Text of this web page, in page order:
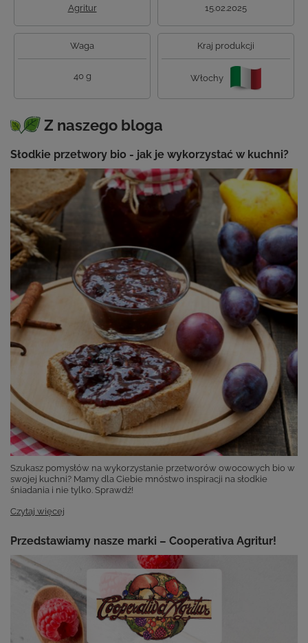
Agritur 15.02.2025
Waga
40 g
Kraj produkcji
Włochy
Z naszego bloga
Słodkie przetwory bio - jak je wykorzystać w kuchni?
Szukasz pomysłów na wykorzystanie przetworów owocowych bio w
swojej kuchni? Mamy dla Ciebie mnóstwo inspiracji na słodkie
śniadania i nie tylko. Sprawdź!
Czytaj więcej
Przedstawiamy nasze marki – Cooperativa Agritur!